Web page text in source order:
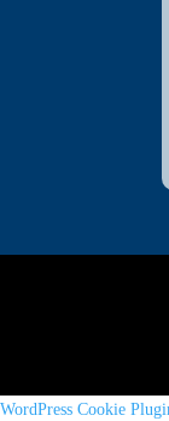
WordPress Cookie